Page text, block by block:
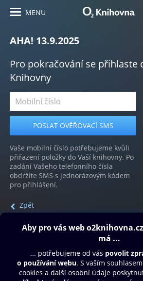
MENU
AHA! 13.9.2025
Pro pokračování se přihlaste
Knihovny
Vaše mobilní číslo potřebujeme kvůli
přiřazení položky do Vaší knihovny. Po
zadání Vašeho telefonního čísla
obdržíte SMS s jednorázovým kódem
pro přihlášení.
Zpět
Obsah ke stažení
Moje O2 Knihovna